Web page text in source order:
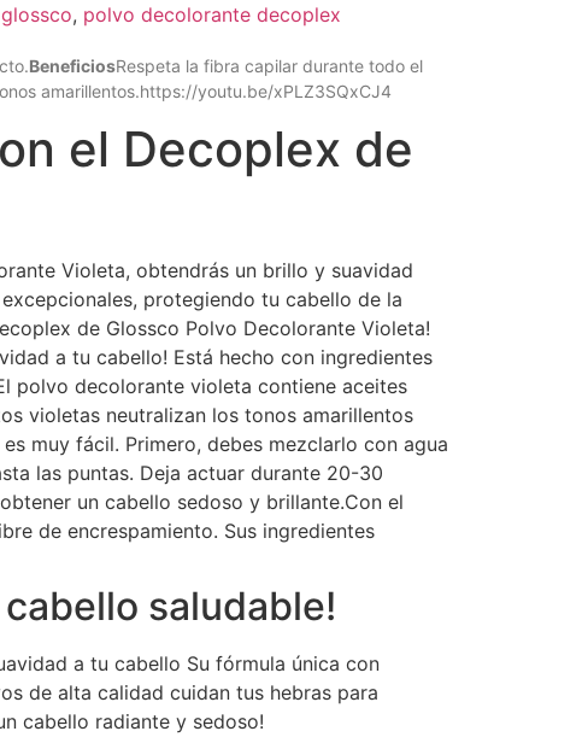
, polvo decolorante decoplex
BeneficiosRespeta la fibra capilar durante todo el
amarillentos.https://youtu.be/xPLZ3SQxCJ4
el Decoplex de
Violeta, obtendrás un brillo y suavidad
protegiendo tu cabello de la
de Glossco Polvo Decolorante Violeta!
a tu cabello! Está hecho con ingredientes
polvo decolorante violeta contiene aceites
violetas neutralizan los tonos amarillentos
muy fácil. Primero, debes mezclarlo con agua
las puntas. Deja actuar durante 20-30
un cabello sedoso y brillante.Con el
de encrespamiento. Sus ingredientes
saludable!
a tu cabello Su fórmula única con
de alta calidad cuidan tus hebras para
cabello radiante y sedoso!